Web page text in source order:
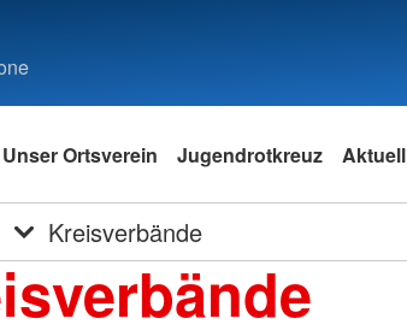
Unser Ortsverein Jugendrotkreuz Aktuell
Kreisverbände